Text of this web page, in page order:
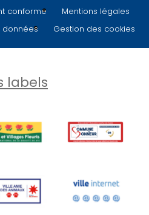
conforme
Mentions légales
données
Gestion des cookies
labels